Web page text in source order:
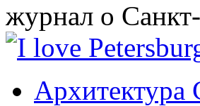
журнал о
Архитектура